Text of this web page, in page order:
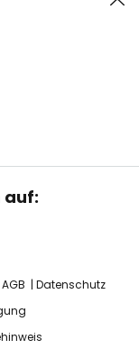
auf:
AGB
Datenschutz